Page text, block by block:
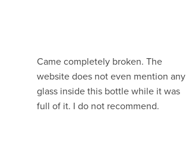
Came completely broken. The
website does not even mention any
glass inside this bottle while it was
full of it. I do not recommend.